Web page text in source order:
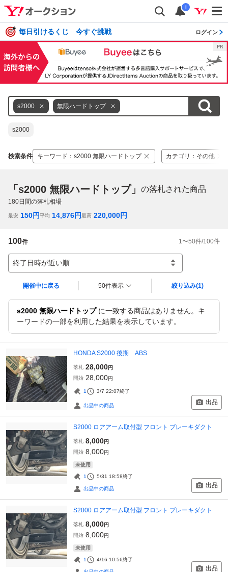
i
毎日引けるくじ 今すぐ挑戦 ログイン
s2000 無限ハードトップ
s2000
検索条件 キーワード ： s2000 無限ハードトップ カテゴリ ： その他
「s2000 無限ハードトップ」 の落札された商品
180日間の落札相場
最安 150円平均 14,876円最高 220,000円
100件 1 〜50件/100件
終了日時が近い順
開催中に戻る 50件表示 絞り込み(1)
s2000 無限ハードトップに一致する商品はありません。キ
ーワードの一部を利用した結果を表示しています。
HONDA S2000 後期 ABS
落札 28,000円
開始 28,000円
1 3/7 22:07終了
出品中の商品 出品
S2000 ロアアーム取付型 フロント ブレーキダクト
落札 8,000円
開始 8,000円
未使用
1 5/31 18:58終了
出品中の商品 出品
S2000 ロアアーム取付型 フロント ブレーキダクト
落札 8,000円
開始 8,000円
未使用
1 4/16 10:56終了
出品